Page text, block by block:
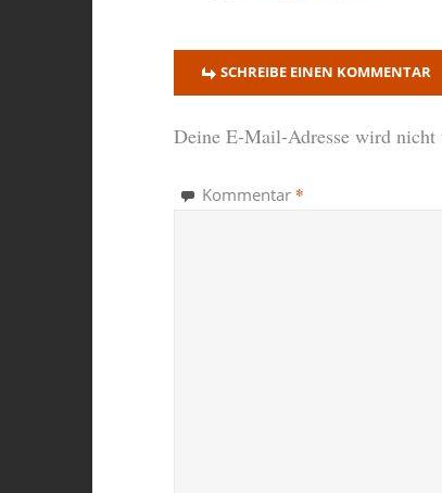
SCHREIBE EINEN KOMMENTAR
Deine E-Mail-Adresse wird nicht
Kommentar *